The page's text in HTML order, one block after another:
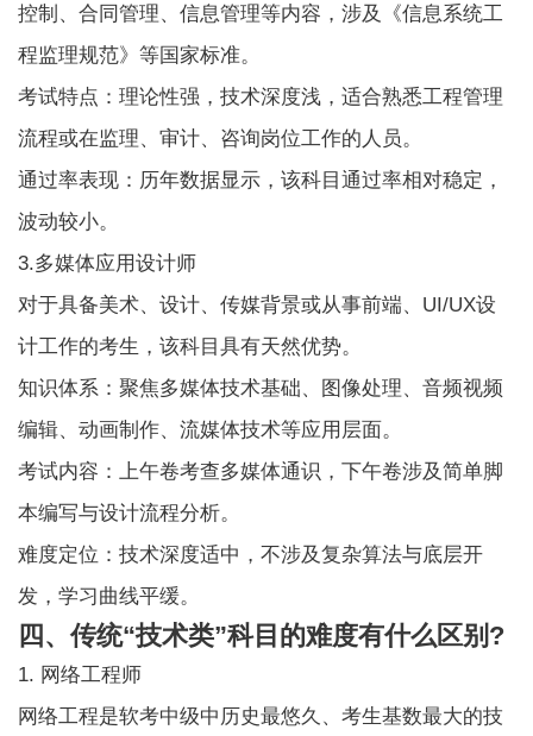
控制、合同管理、信息管理等内容，涉及《信息系统工
程监理规范》等国家标准。
考试特点：理论性强，技术深度浅，适合熟悉工程管理
流程或在监理、审计、咨询岗位工作的人员。
通过率表现：历年数据显示，该科目通过率相对稳定，
波动较小。
3.多媒体应用设计师
对于具备美术、设计、传媒背景或从事前端、UI/UX设
计工作的考生，该科目具有天然优势。
知识体系：聚焦多媒体技术基础、图像处理、音频视频
编辑、动画制作、流媒体技术等应用层面。
考试内容：上午卷考查多媒体通识，下午卷涉及简单脚
本编写与设计流程分析。
难度定位：技术深度适中，不涉及复杂算法与底层开
发，学习曲线平缓。
四、传统“技术类”科目的难度有什么区别?
1. 网络工程师
网络工程是软考中级中历史最悠久、考生基数最大的技